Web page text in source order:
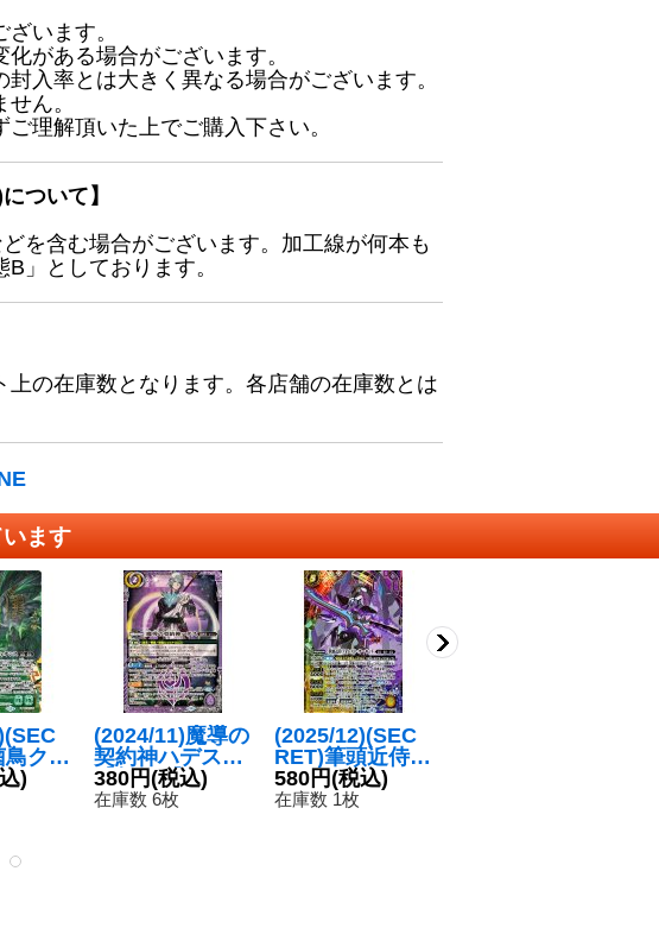
います。
がある場合がございます。
入率とは大きく異なる場合がございます。
ん。
理解頂いた上でご購入下さい。
ついて】
を含む場合がございます。加工線が何本も
」としております。
の在庫数となります。各店舗の在庫数とは
ます
クサ
ス
{BS
)
(2024/11)魔導の
契約神ハデス
【契約X】{BS6
8-CX01}《紫》
380円(税込)
在庫数 6枚
(2025/12)(SEC
RET)筆頭近侍フ
ォレスト・オー
キッド【X-SE
580円(税込)
在庫数 1枚